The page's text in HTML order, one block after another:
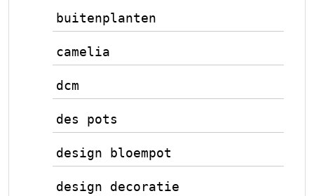
buitenplanten
camelia
dcm
des pots
design bloempot
design decoratie